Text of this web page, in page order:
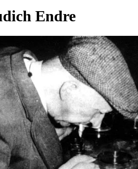
Endre